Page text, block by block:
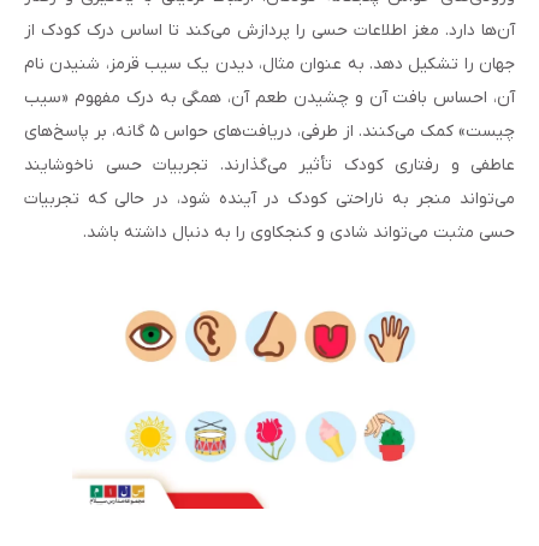
آن‌ها دارد. مغز اطلاعات حسی را پردازش می‌کند تا اساس درک کودک از
جهان را تشکیل دهد. به عنوان مثال، دیدن یک سیب قرمز، شنیدن نام
آن، احساس بافت آن و چشیدن طعم آن، همگی به درک مفهوم «سیب
چیست» کمک می‌کنند. از طرفی، دریافت‌های حواس ۵ گانه، بر پاسخ‌های
عاطفی و رفتاری کودک تأثیر می‌گذارند. تجربیات حسی ناخوشایند
می‌تواند منجر به ناراحتی کودک در آینده شود، در حالی که تجربیات
حسی مثبت می‌تواند شادی و کنجکاوی را به دنبال داشته باشد.